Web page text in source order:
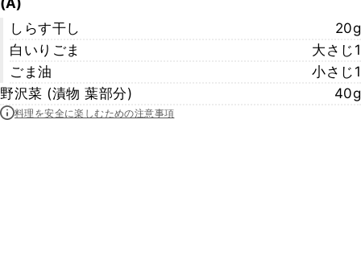
(A)
しらす干し
20g
白いりごま
大さじ1
ごま油
小さじ1
野沢菜 (漬物 葉部分)
40g
料理を安全に楽しむための注意事項